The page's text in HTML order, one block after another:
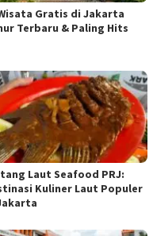
Gratis di Jakarta
Terbaru & Paling Hits
Laut Seafood PRJ:
Kuliner Laut Populer